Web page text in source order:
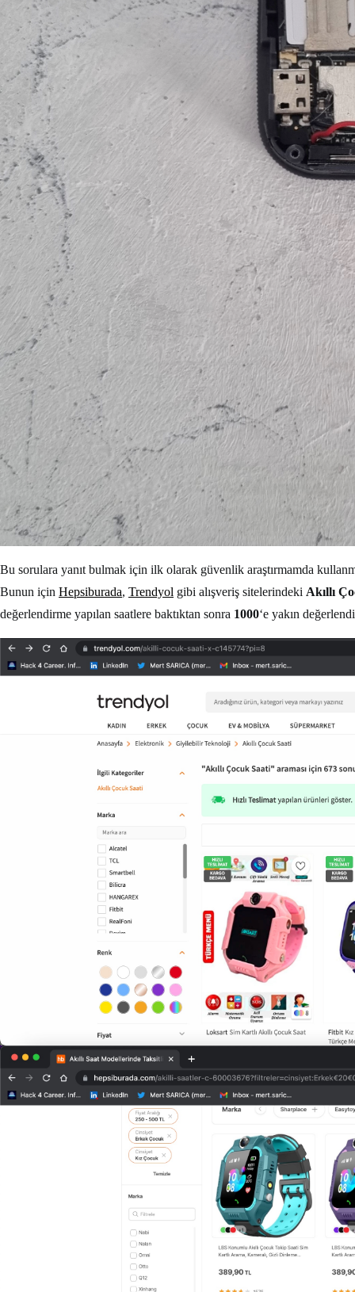
Bu sorulara yanıt bulmak için ilk olarak güvenlik araştırmamda
Bunun için Hepsiburada, Trendyol gibi alışveriş sitelerindeki Akıllı
değerlendirme yapılan saatlere baktıktan sonra 1000‘e yakın